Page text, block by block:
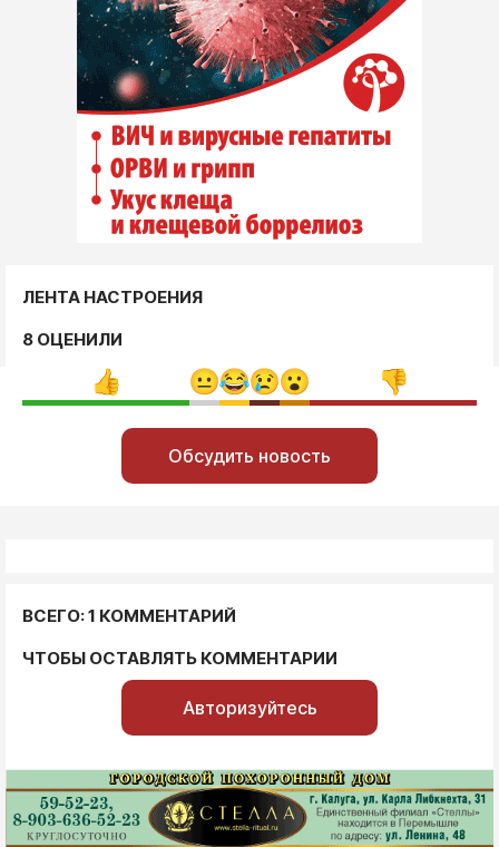
ЛЕНТА НАСТРОЕНИЯ
8 ОЦЕНИЛИ
Обсудить новость
ВСЕГО: 1 КОММЕНТАРИЙ
ЧТОБЫ ОСТАВЛЯТЬ КОММЕНТАРИИ
Авторизуйтесь